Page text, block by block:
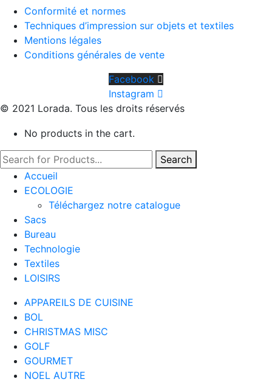
Conformité et normes
Techniques d’impression sur objets et textiles
Mentions légales
Conditions générales de vente
Facebook
Instagram
© 2021 Lorada. Tous les droits réservés
No products in the cart.
Search
Accueil
ECOLOGIE
Téléchargez notre catalogue
Sacs
Bureau
Technologie
Textiles
LOISIRS
APPAREILS DE CUISINE
BOL
CHRISTMAS MISC
GOLF
GOURMET
NOEL AUTRE